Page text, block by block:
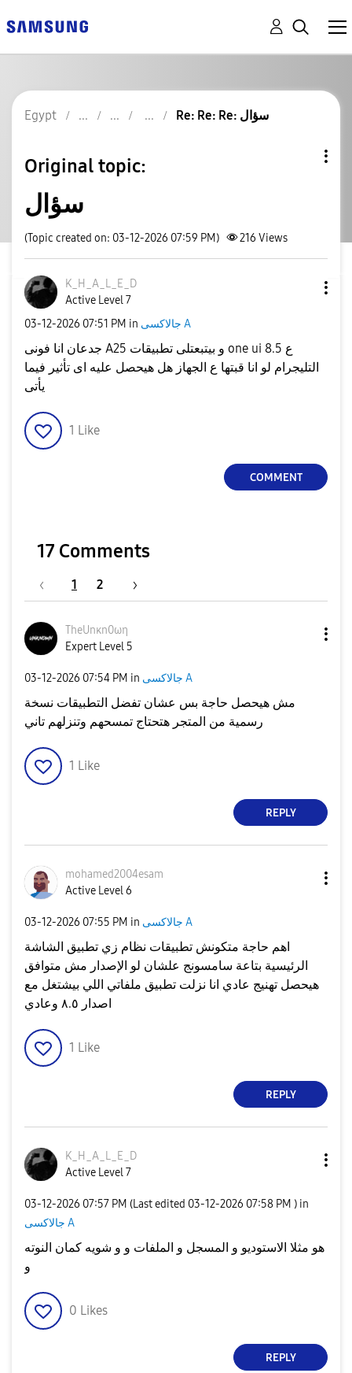
Egypt Re: Re: Re: سؤال
Original topic:
سؤال
(Topic created on: 03-12-2026 07:59 PM) 216 Views
K_H_A_L_E_D
Active Level 7
‎03-12-2026 07:51 PM in جالاكسى A
جدعان انا فونى A25 و بيتبعتلى تطبيقات one ui 8.5 ع
التليجرام لو انا قبتها ع الجهاز هل هيحصل عليه اى تأثير فيما
1 Like
COMMENT
17 Comments
1 2
TheUnκn0ωη
Expert Level 5
‎03-12-2026 07:54 PM in جالاكسى A
مش هيحصل حاجة بس عشان تفضل التطبيقات نسخة
رسمية من المتجر هتحتاج تمسحهم وتنزلهم تاني
1 Like
REPLY
mohamed2004esam
Active Level 6
‎03-12-2026 07:55 PM in جالاكسى A
اهم حاجة متكونش تطبيقات نظام زي تطبيق الشاشة
الرئيسية بتاعة سامسونج علشان لو الإصدار مش متوافق
هيحصل تهنيج عادي انا نزلت تطبيق ملفاتي اللي بيشتغل مع
اصدار ٨.٥ وعادي
1 Like
REPLY
K_H_A_L_E_D
Active Level 7
‎03-12-2026 07:57 PM (Last edited ‎03-12-2026 07:58 PM ) in
جالاكسى A
هو مثلا الاستوديو و المسجل و الملفات و و شويه كمان النوته
و
0 Likes
REPLY